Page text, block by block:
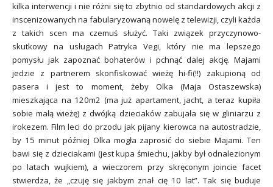
kilka interwencji i nie różni się to zbytnio od standardowych akcji z
inscenizowanych na fabularyzowaną nowelę z telewizji,czyli każda
z takich scen ma czemuś służyć. Taki związek przyczynowo-
skutkowy na usługach Patryka Vegi, który nie ma lepszego
pomysłu jak zapoznać bohaterów i pchnąć dalej akcję. Majami
jedzie z partnerem skonfiskować wieżę hi-fi(!!) zakupioną od
pasera i jest to moment, żeby Olka (Maja Ostaszewska)
mieszkająca na 120m2 (ma już apartament, jacht, a teraz kupiła
sobie małą wieżę) z dwójką dzieciaków zabujała się w gliniarzu z
irokezem. Film leci do przodu jak pijany kierowca na autostradzie,
by 15 minut później Olka mogła zaprosić do siebie Majami. Ten
bawi się z dzieciakami (jest kupa śmiechu, jakby był odnalezionym
po latach wujkiem), a wieczorem przy skręconym joincie facet
stwierdza, że „czuję się jakbym znał cię 10 lat”. Tak się buduje